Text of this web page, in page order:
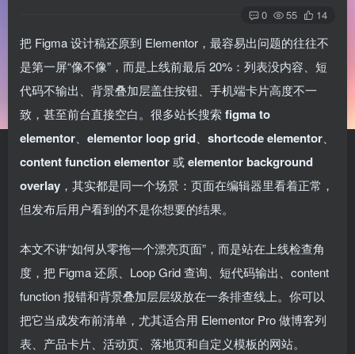
0 55 14
把 Figma 设计稿还原到 Elementor，最容易出问题的往往不
是第一屏“像不像”，而是上线前最后 20%：列表没内容、短
代码不输出、背景叠加层盖住按钮、手机端卡片高度不一
致，甚至前台直接空白。很多站长搜索figma to
elementor
elementor loop grid shortcode elementor
content function elementor或elementor background
overlay ，其实都是同一个场景：页面在编辑器里看着正常，
但发布后用户看到的不是你想要的结果。
本文不讲“如何从零拖一个漂亮页面”，而是站在上线检查角
度，把 Figma 还原、Loop Grid 查询、短代码输出、content
function 报错和背景叠加层层级放在一条排查线上。你可以
把它当成发布前清单，尤其适合用 Elementor Pro 做博客列
表、产品卡片、活动页、落地页和自定义模板的网站。